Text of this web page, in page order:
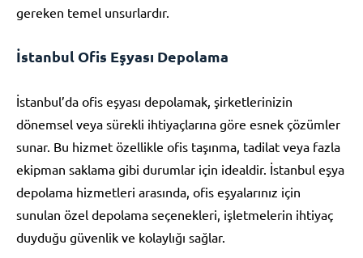
gereken temel unsurlardır.
İstanbul Ofis Eşyası Depolama
İstanbul’da ofis eşyası depolamak, şirketlerinizin
dönemsel veya sürekli ihtiyaçlarına göre esnek çözümler
sunar. Bu hizmet özellikle ofis taşınma, tadilat veya fazla
ekipman saklama gibi durumlar için idealdir. İstanbul eşya
depolama hizmetleri arasında, ofis eşyalarınız için
sunulan özel depolama seçenekleri, işletmelerin ihtiyaç
duyduğu güvenlik ve kolaylığı sağlar.